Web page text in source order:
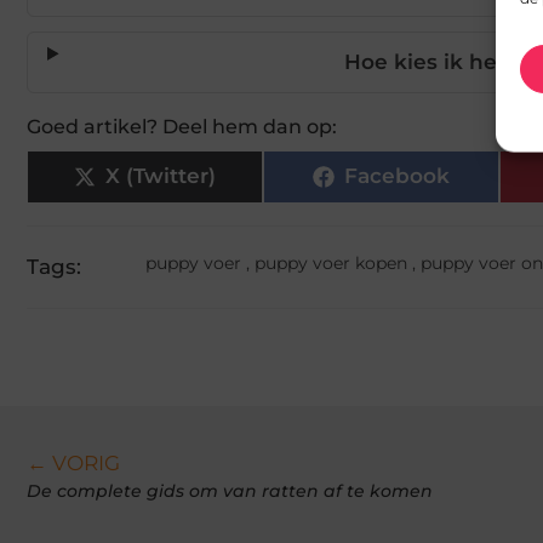
Hoe kies ik het
Goed artikel? Deel hem dan op:
X (Twitter) Facebook
Tags: puppy voer , puppy voer kopen , puppy voer
← VORIG
De complete gids om van ratten af te komen